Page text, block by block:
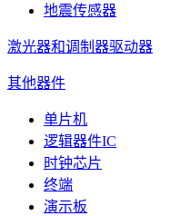
地震传感器
激光器和调制器驱动器
其他器件
单片机
逻辑器件IC
时钟芯片
终端
演示板